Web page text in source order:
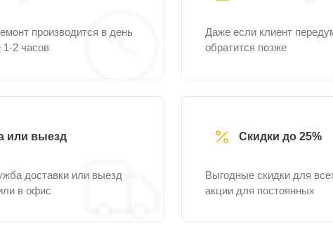
производится в день
1-2 часов
Даже если клиент
обратится позже
или выезд
доставки или выезд
в офис
Скидки до 25%
Выгодные скидки для
акции для постоянных